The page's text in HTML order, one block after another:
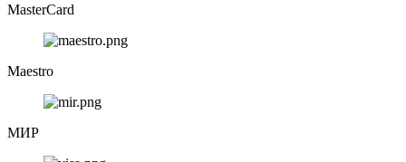
MasterCard
Maestro
МИР